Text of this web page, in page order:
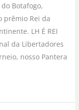
Botafogo,
prêmio Rei da
LH É REI
da Libertadores
nosso Pantera